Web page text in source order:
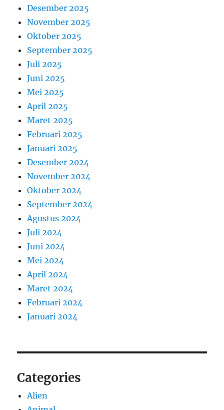
Desember 2025
November 2025
Oktober 2025
September 2025
Juli 2025
Juni 2025
Mei 2025
April 2025
Maret 2025
Februari 2025
Januari 2025
Desember 2024
November 2024
Oktober 2024
September 2024
Agustus 2024
Juli 2024
Juni 2024
Mei 2024
April 2024
Maret 2024
Februari 2024
Januari 2024
Categories
Alien